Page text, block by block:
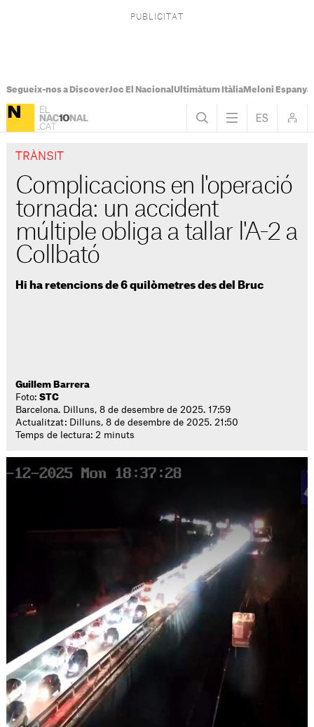
Segueix-nos a DiscoverJoc El Nacional Ultimàtum ItàliaMeloni Espanya
TRÀNSIT
Complicacions en l'operació
tornada: un accident
múltiple obliga a tallar l'A-2 a
Collbató
Hi ha retencions de 6 quilòmetres des del Bruc
Guillem Barrera
Foto:STC
Barcelona. Dilluns, 8 de desembre de 2025. 17:59
Actualitzat: Dilluns, 8 de desembre de 2025. 21:50
Temps de lectura: 2 minuts